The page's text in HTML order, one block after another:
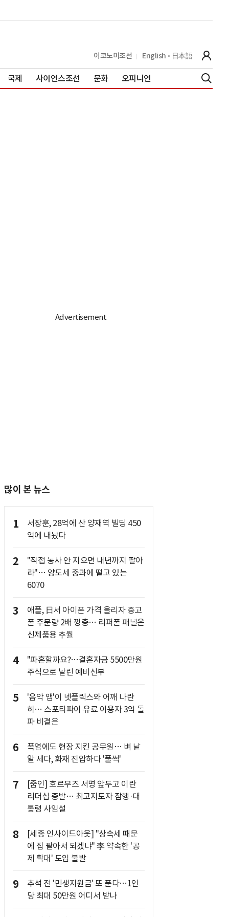
이코노미조선 English 日本語
국제 사이언스조선 문화 오피니언
많이 본 뉴스
1
서장훈, 28억에 산 양재역 빌딩 450
억에 내놨다
2
"직접 농사 안 지으면 내년까지 팔아
라"… 양도세 중과에 떨고 있는
6070
3
애플, 日서 아이폰 가격 올리자 중고
폰 주문량 2배 껑충… 리퍼폰 패널은
신제품용 추월
4
"파혼할까요?…결혼자금 5500만원
주식으로 날린 예비신부
5
'음악 앱'이 넷플릭스와 어깨 나란
히… 스포티파이 유료 이용자 3억 돌
파 비결은
6
폭염에도 현장 지킨 공무원… 벼 낱
알 세다, 화재 진압하다 '풀썩'
7
[줌인] 호르무즈 서명 앞두고 이란
리더십 증발… 최고지도자 잠행·대
통령 사임설
8
[세종 인사이드아웃] "상속세 때문
에 집 팔아서 되겠냐" 李 약속한 '공
제 확대' 도입 불발
9
추석 전 '민생지원금' 또 푼다…1인
당 최대 50만원 어디서 받나